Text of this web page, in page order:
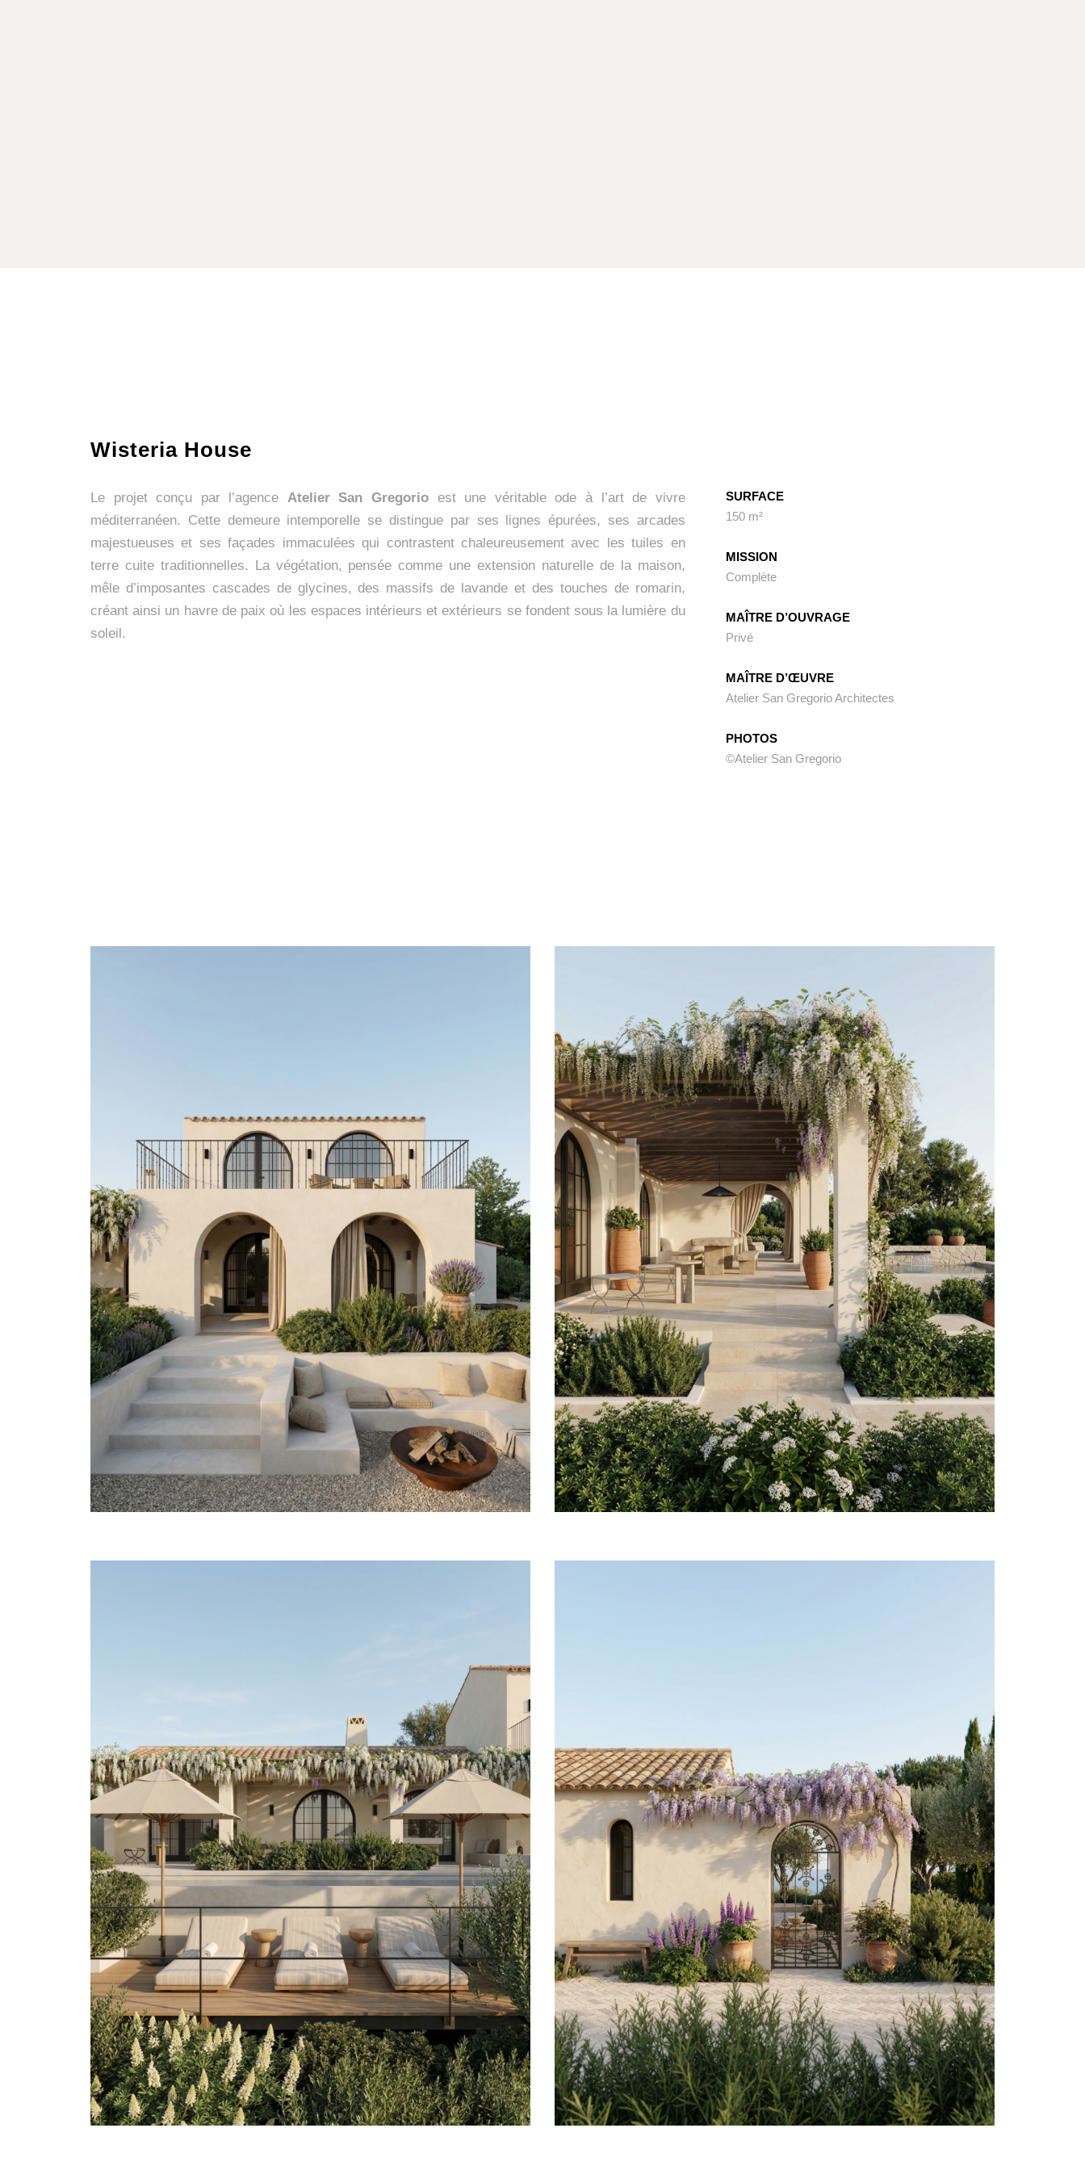
Wisteria House
Le projet conçu par l’agence Atelier San Gregorio est une véritable ode à l’art de vivre
méditerranéen. Cette demeure intemporelle se distingue par ses lignes épurées, ses arcades
majestueuses et ses façades immaculées qui contrastent chaleureusement avec les tuiles en
terre cuite traditionnelles. La végétation, pensée comme une extension naturelle de la maison,
mêle d’imposantes cascades de glycines, des massifs de lavande et des touches de romarin,
créant ainsi un havre de paix où les espaces intérieurs et extérieurs se fondent sous la lumière du
soleil.
SURFACE
150 m²
MISSION
Complète
MAÎTRE D’OUVRAGE
Privé
MAÎTRE D’ŒUVRE
Atelier San Gregorio Architectes
PHOTOS
©Atelier San Gregorio